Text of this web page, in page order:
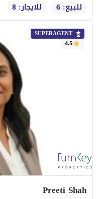
للبيع: 6
للايجار: 8
SUPERAGENT
4.5
Preeti Shah